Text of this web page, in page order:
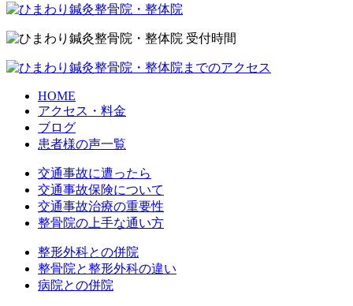
HOME
アクセス・料金
ブログ
患者様の声一覧
交通事故に遭ったら
交通事故保険について
交通事故治療の重要性
整骨院の上手な通い方
整形外科との併院
整骨院と整形外科の違い
病院との併院